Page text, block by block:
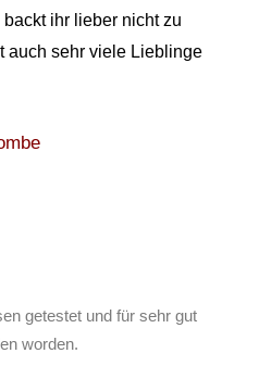
ihr lieber nicht zu
auch sehr viele Lieblinge
getestet und für sehr gut
worden.